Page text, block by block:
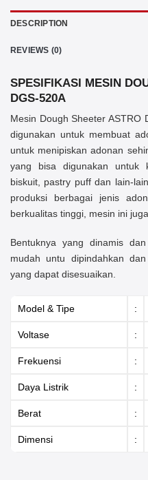
DESCRIPTION
REVIEWS (0)
SPESIFIKASI MESIN
DGS-520A
Mesin Dough Sheeter ASTRO
digunakan untuk membuat
untuk menipiskan adonan
yang bisa digunakan untuk
biskuit, pastry puff dan lain-
produksi berbagai jenis
berkualitas tinggi, mesin ini
Bentuknya yang dinamis
mudah untu dipindahkan
yang dapat disesuaikan.
Model & Tipe :
Voltase :
Frekuensi :
Daya Listrik :
Berat :
Dimensi :